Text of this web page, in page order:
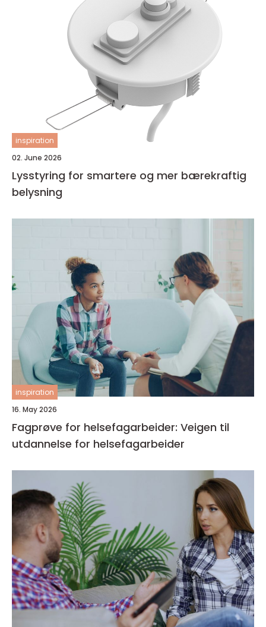
inspiration
02. June 2026
Lysstyring for smartere og mer bærekraftig
belysning
inspiration
16. May 2026
Fagprøve for helsefagarbeider: Veigen til
utdannelse for helsefagarbeider